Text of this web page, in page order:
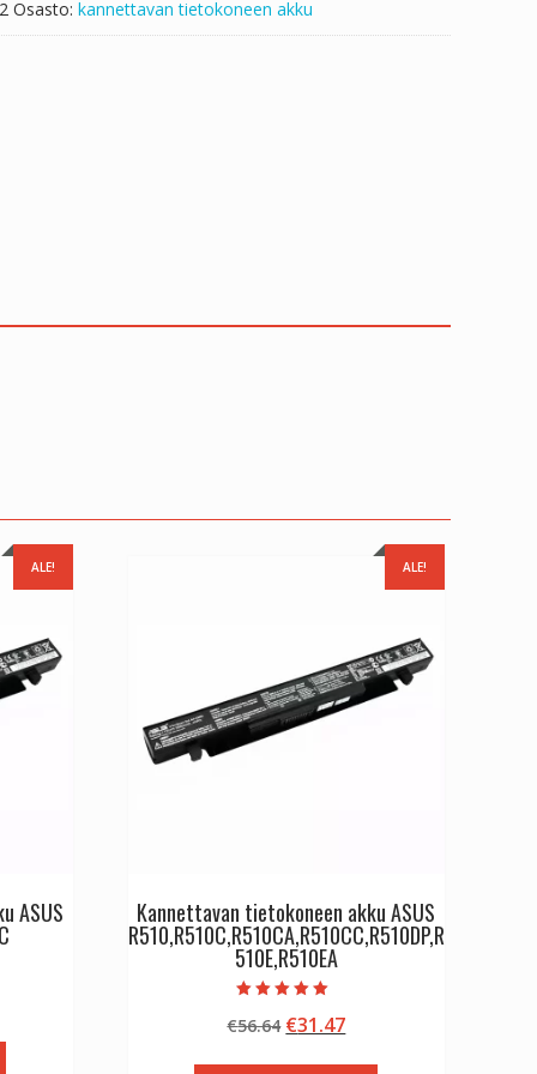
Osasto: kannettavan tietokoneen akku
ALE!
ASUS
ALE!
Kannettavan tietokoneen akku ASUS
R510,R510C,R510CA,R510CC,R510DP,R
510E,R510EA
tuotteesta:
5.00
€56.64 Alkuperäinen
€31.47Nykyinen